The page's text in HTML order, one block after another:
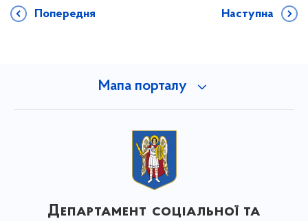
Попередня Наступна
Мапа порталу
Департамент соціальної та